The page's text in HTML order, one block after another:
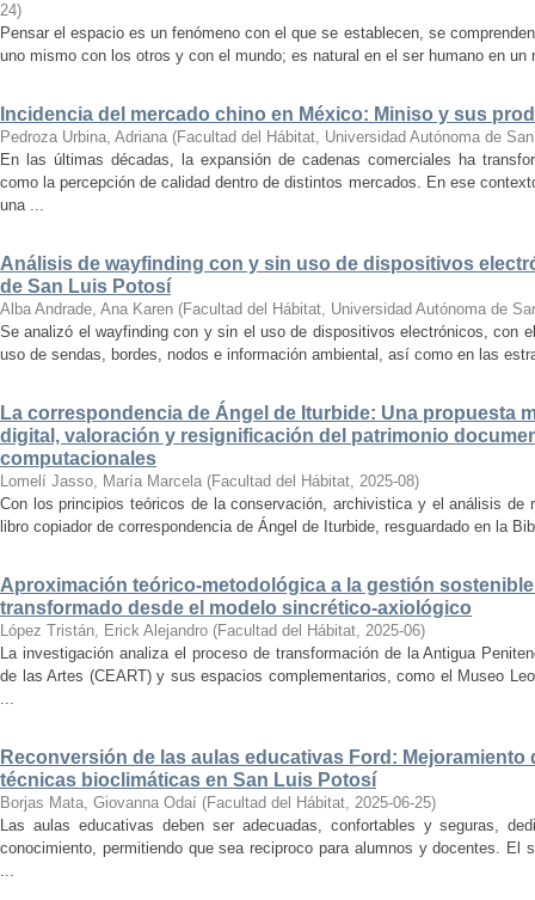
24)
Pensar el espacio es un fenómeno con el que se establecen, se
uno mismo con los otros y con el mundo; es natural en el ser humano en
Incidencia del mercado chino en México: Miniso y sus
Pedroza Urbina, Adriana (Facultad del Hábitat, Universidad Autónoma de
En las últimas décadas, la expansión de cadenas comerciales ha
como la percepción de calidad dentro de distintos mercados. En ese
una ...
Análisis de wayfinding con y sin uso de dispositivos
de San Luis Potosí
Alba Andrade, Ana Karen (Facultad del Hábitat, Universidad Autónoma de
Se analizó el wayfinding con y sin el uso de dispositivos electrónicos, con
uso de sendas, bordes, nodos e información ambiental, así como en las
La correspondencia de Ángel de Iturbide: Una propuesta
digital, valoración y resignificación del patrimonio
computacionales
Lomelí Jasso, María Marcela (Facultad del Hábitat, 2025-08)
Con los principios teóricos de la conservación, archivistica y el análisis de
libro copiador de correspondencia de Ángel de Iturbide, resguardado en la
Aproximación teórico-metodológica a la gestión
transformado desde el modelo sincrético-axiológico
López Tristán, Erick Alejandro (Facultad del Hábitat, 2025-06)
La investigación analiza el proceso de transformación de la Antigua
de las Artes (CEART) y sus espacios complementarios, como el Museo
...
Reconversión de las aulas educativas Ford:
técnicas bioclimáticas en San Luis Potosí
Borjas Mata, Giovanna Odaí (Facultad del Hábitat, 2025-06-25)
Las aulas educativas deben ser adecuadas, confortables y seguras,
conocimiento, permitiendo que sea reciproco para alumnos y docentes. El
...